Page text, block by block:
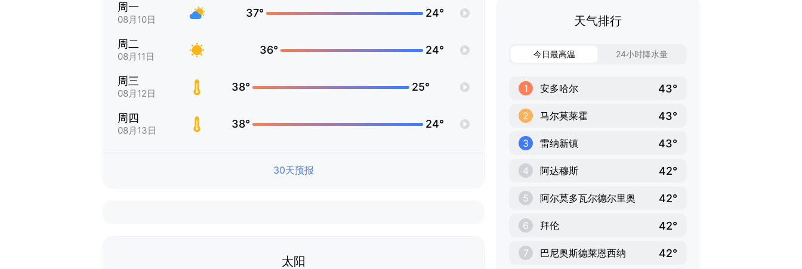
周一
08月10日
37° 24°
周二
08月11日
36° 24°
周三
08月12日
38° 25°
周四
08月13日
38° 24°
30天预报
太阳
天气排行
今日最高温 24小时降水量
1 安多哈尔 43°
2 马尔莫莱霍 43°
3 雷纳新镇 43°
4 阿达穆斯 42°
5 阿尔莫多瓦尔德尔里奥 42°
6 拜伦 42°
7 巴尼奥斯德莱恩西纳 42°